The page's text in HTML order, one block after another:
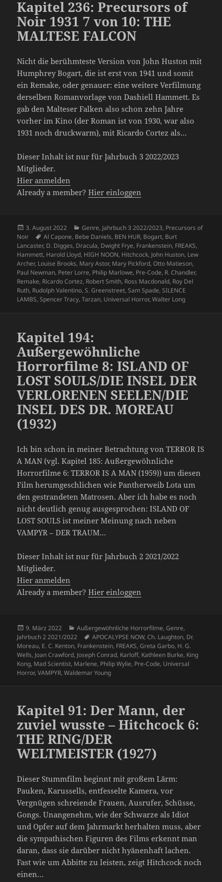
Kapitel 236: Precursors of
Noir 1931 7 von 10: THE
MALTESE FALCON
Nicht die berühmteste Version von John Huston mit
Humphrey Bogart, die ist erst von 1941 und somit
ein Remake, oder genauer: eine weitere Verfilmung
derselben Romanvorlage von Dashiell Hammett. Es
gab den Malteser Falken also schon zehn Jahre
vorher im Kino (der Roman ist von 1930, war also
1931 noch druckwarm), mit Ricardo Cortez als…
Dieser Inhalt ist nur für Jahrbuch 3 2022/2023
Mitglieder.
Hier anmelden
Already a member?Hier einloggen
Veröffentlicht
am
3. August 2022 Kategorien
Genre, Jahrbuch 3 2022/2023, Precursors of
Noir
Schlagwörter
Al Capone, Bebe Daniels, BEN HUR, Bogart, Burt
Lancaster, D. Digges, Dracula, Dwight Frye, Frankenstein, FREAKS,
Hammett, Harold Lloyd, HIGH NOON, Hitchcock, John Huston, Lew
Archer, Louise Brooks, Mary Astor, Mary Pickford,Otto Matieson,
Paul Newman, Peter Lorre, Philip Marlowe, Pre-Code, R. Chandler,
Remake, Ricardo Cortez, Robert Smith, Ross Macdonald, Roy Del
Ruth, Rudolph Valentino,S. Greenstreet,Sam Spade,SILENCE
LAMBS,Spencer Tracy,Tarzan, Universal Horror,Walter Long
Kapitel 194:
Außergewöhnliche
Horrorfilme 8: ISLAND OF
LOST SOULS/DIE INSEL DER
VERLORENEN SEELEN/DIE
INSEL DES DR. MOREAU
(1932)
Ich bin schon in meiner Betrachtung von TERROR IS
A MAN (vgl. Kapitel 185: Außergewöhnliche
Horrorfilme 6: TERROR IS A MAN (1959)) um diesen
Film herumgeschlichen wie Pantherweib Lota um
den gestrandeten Matrosen. Aber ich habe es noch
nicht deutlich genug ausgesprochen: ISLAND OF
LOST SOULS ist meiner Meinung nach neben
VAMPYR – DER TRAUM…
Dieser Inhalt ist nur für Jahrbuch 2 2021/2022
Mitglieder.
Hier anmelden
Already a member?Hier einloggen
Veröffentlicht
am
9. März 2022 Kategorien
Außergewöhnliche Horrorfilme,Genre,
Jahrbuch 2 2021/2022
Schlagwörter
APOCALYPSE NOW,Ch. Laughton, Dr.
Moreau, E. C. Kenton, Frankenstein, FREAKS,Greta Garbo, H. G.
Wells, Joan Crawford, Joseph Conrad, Karloff, Kathleen Burke, King
Kong, Mad Scientist, Marlene, Philip Wylie, Pre-Code, Universal
Horror,VAMPYR,Waldemar Young
Kapitel 91: Der Mann, der
zuviel wusste – Hitchcock 6:
THE RING/DER
WELTMEISTER (1927)
Dieser Stummfilm beginnt mit großem Lärm:
Pauken, Karussells, entfesselte Kamera, vor
Vergnügen schreiende Frauen, Ausrufer, Schüsse,
Gongs. Unangenehm, wie der Schwarze als Idiot
und Opfer auf dem Jahrmarkt herhalten muss, aber
die sympathischen Figuren des Films erkennt man
daran, dass sie darüber nicht hyänenhaft lachen.
Fast wie um Abbitte zu leisten, zeigt Hitchcock noch
einen…